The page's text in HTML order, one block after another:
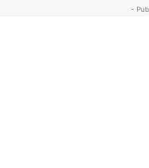
-